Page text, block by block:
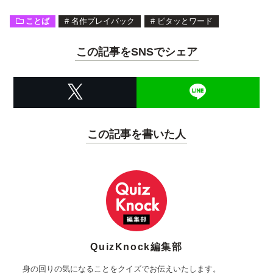
ことば # 名作プレイバック # ピタッとワード
この記事をSNSでシェア
この記事を書いた人
QuizKnock編集部
身の回りの気になることをクイズでお伝えいたします。